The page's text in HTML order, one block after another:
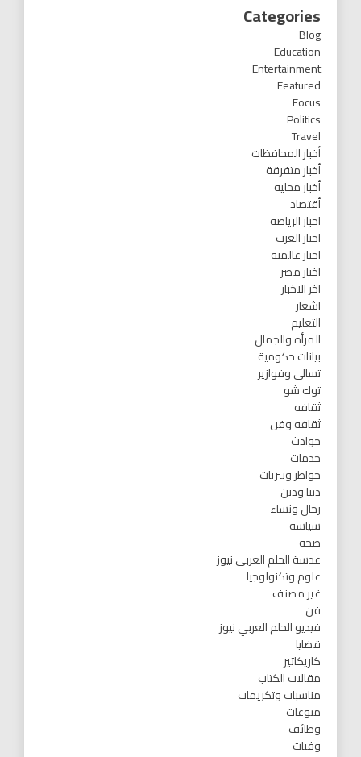
Categories
Blog
Education
Entertainment
Featured
Focus
Politics
Travel
أخبار المحافظات
أخبار متفرقة
أخبار محليه
أقتصاد
اخبار الرياضه
اخبار العرب
اخبار عالميه
اخبار مصر
اخر الاخبار
اشعار
التعليم
المرأه والجمال
بيانات حكومية
تسالى وفوازير
توك شو
ثقافه
ثقافه وفن
حوادث
خدمات
خواطر ونثريات
دنيا ودين
رجال ونساء
سياسه
صحه
عدسة الحلم العربي نيوز
علوم وتكنولوجيا
غير مصنف
فن
فيديو الحلم العربي نيوز
قضايا
كاريكاتير
مقالات الكتاب
مناسبات وتكريمات
منوعات
وظائف
وفيات